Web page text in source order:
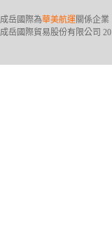
成岳國際為華美航運關係企業
成岳國際貿易股份有限公司